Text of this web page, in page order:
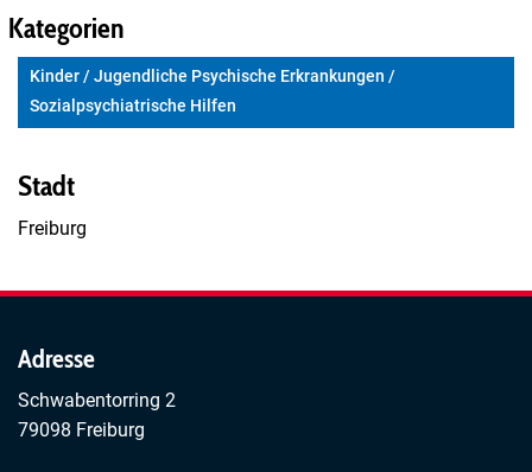
Kategorien
Kinder / Jugendliche Psychische Erkrankungen /
Sozialpsychiatrische Hilfen
Stadt
Freiburg
Adresse
Schwabentorring 2
79098 Freiburg